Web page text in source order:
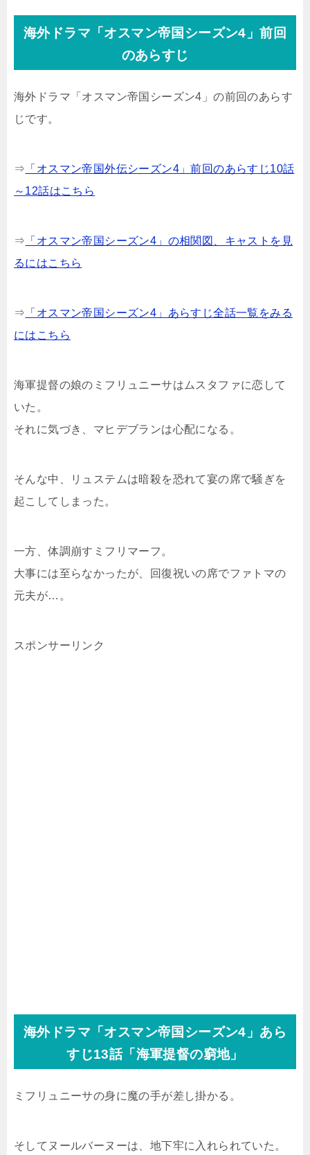
海外ドラマ「オスマン帝国シーズン4」前回
のあらすじ
海外ドラマ「オスマン帝国シーズン4」の前回のあらす
じです。
⇒ 「オスマン帝国外伝シーズン4」前回のあらすじ10話
～12話はこちら
⇒ 「オスマン帝国シーズン4」の相関図、キャストを見
るにはこちら
⇒ 「オスマン帝国シーズン4」あらすじ全話一覧をみる
にはこちら
海軍提督の娘のミフリュニーサはムスタファに恋して
いた。
それに気づき、マヒデブランは心配になる。
そんな中、リュステムは暗殺を恐れて宴の席で騒ぎを
起こしてしまった。
一方、体調崩すミフリマーフ。
大事には至らなかったが、回復祝いの席でファトマの
元夫が…。
スポンサーリンク
海外ドラマ「オスマン帝国シーズン4」あら
すじ13話「海軍提督の窮地」
ミフリュニーサの身に魔の手が差し掛かる。
そしてヌールバーヌーは、地下牢に入れられていた。